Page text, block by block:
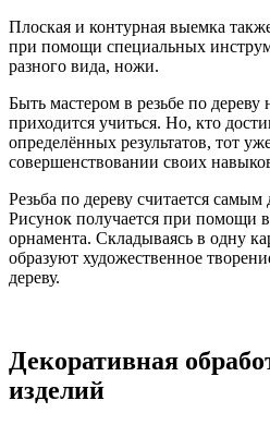
Плоская и контурная выемка
при помощи специальных
разного вида, ножи.
Быть мастером в резьбе по
приходится учиться. Но, кто
определённых результатов, тот
совершенствовании своих
Резьба по дереву считается
Рисунок получается при помощи
орнамента. Складываясь в одну
образуют художественное
дереву.
Декоративная
изделий